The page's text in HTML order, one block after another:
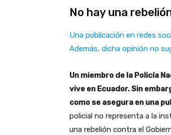
No hay una
Una publicación en redes
Además, dicha opinión no
Un miembro de la Policía
vive en Ecuador. Sin
como se asegura en una
policial no representa a la
una rebelión contra el